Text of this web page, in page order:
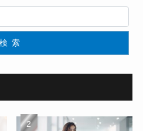
検索